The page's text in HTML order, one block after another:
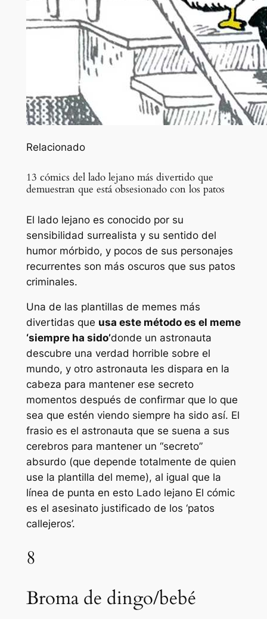
Relacionado
13 cómics del lado lejano más divertido que
demuestran que está obsesionado con los patos
El lado lejano es conocido por su
sensibilidad surrealista y su sentido del
humor mórbido, y pocos de sus personajes
recurrentes son más oscuros que sus patos
criminales.
Una de las plantillas de memes más
divertidas que usa este método es el meme
‘siempre ha sido’donde un astronauta
descubre una verdad horrible sobre el
mundo, y otro astronauta les dispara en la
cabeza para mantener ese secreto
momentos después de confirmar que lo que
sea que estén viendo siempre ha sido así. El
frasio es el astronauta que se suena a sus
cerebros para mantener un “secreto”
absurdo (que depende totalmente de quien
use la plantilla del meme), al igual que la
línea de punta en esto Lado lejanoEl cómic
es el asesinato justificado de los ‘patos
callejeros’.
8
Broma de dingo/bebé